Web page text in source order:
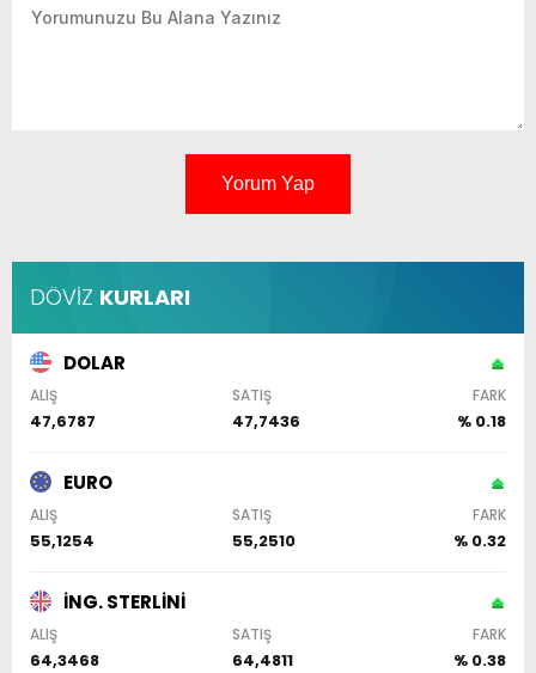
Yorum Yap
DÖVİZ KURLARI
DOLAR
ALIŞ SATIŞ FARK
47,6787 47,7436 % 0.18
EURO
ALIŞ SATIŞ FARK
55,1254 55,2510 % 0.32
İNG. STERLİNİ
ALIŞ SATIŞ FARK
64,3468 64,4811 % 0.38